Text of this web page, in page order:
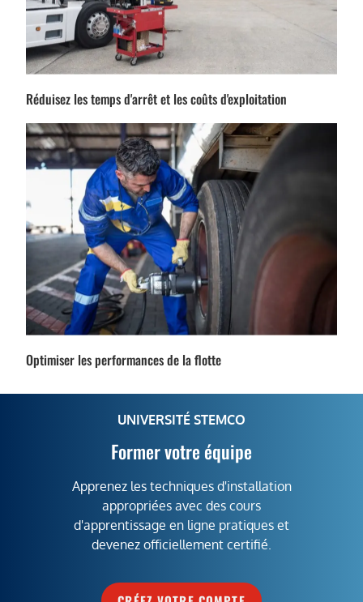
Réduisez les temps d'arrêt et les coûts d'exploitation
Optimiser les performances de la flotte
UNIVERSITÉ STEMCO
Former votre équipe
Apprenez les techniques d'installation
appropriées avec des cours
d'apprentissage en ligne pratiques et
devenez officiellement certifié.